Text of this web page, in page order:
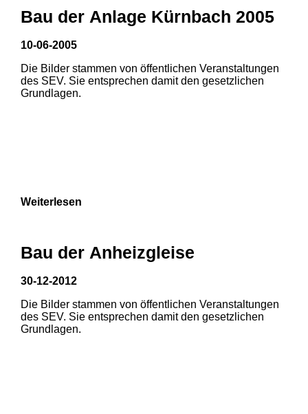
1 2
1 2
Bau der Anlage Kürnbach 2005
10-06-2005
Die Bilder stammen von öffentlichen Veranstaltungen
des SEV. Sie entsprechen damit den gesetzlichen
Grundlagen.
3
Weiterlesen
Bau der Anheizgleise
30-12-2012
Die Bilder stammen von öffentlichen Veranstaltungen
des SEV. Sie entsprechen damit den gesetzlichen
Grundlagen.